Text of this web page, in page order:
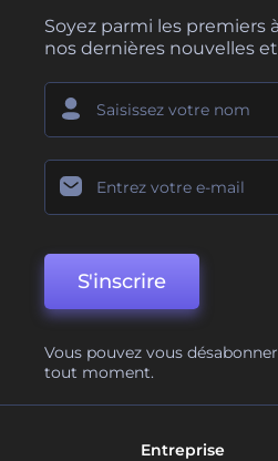
Soyez parmi les premiers
nos dernières nouvelles
S'inscrire
Vous pouvez vous
tout moment.
Entreprise